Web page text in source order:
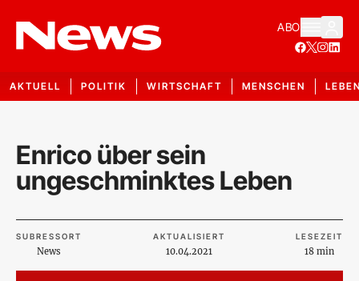
ABO
AKTUELL POLITIK WIRTSCHAFT MENSCHEN
Enrico über sein
ungeschminktes Leben
SUBRESSORT
News
AKTUALISIERT
10.04.2021
LESEZEIT
18 min